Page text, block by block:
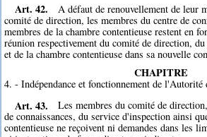
Art. 42.
A défaut de renouvellement de leur
comité de direction, les membres du centre de
membres de la chambre contentieuse restent en
réunion respectivement du comité de direction, du
et de la chambre contentieuse dans sa nouvelle
CHAPITRE
4. - Indépendance et fonctionnement de l'Autorité
Art. 43.
Les membres du comité de
de connaissances, du service d'inspection ainsi
contentieuse ne reçoivent ni demandes dans les